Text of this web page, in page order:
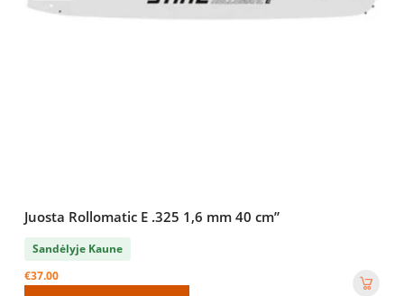
Juosta Rollomatic E .325 1,6 mm 40 cm”
Sandėlyje Kaune
€37.00